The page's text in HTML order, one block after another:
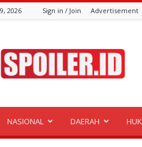
2026 Sign in / Join Advertisement
NASIONAL DAERAH